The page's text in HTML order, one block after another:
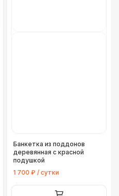
Банкетка из поддонов
деревянная с красной
подушкой
1 700 ₽ / сутки